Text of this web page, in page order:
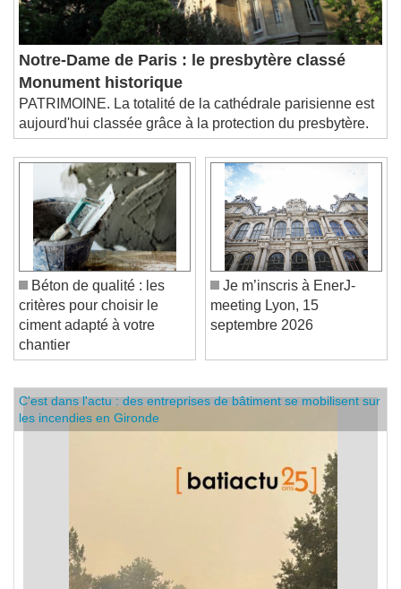
Notre-Dame de Paris : le presbytère classé
Monument historique
PATRIMOINE. La totalité de la cathédrale parisienne est
aujourd'hui classée grâce à la protection du presbytère.
Béton de qualité : les
critères pour choisir le
ciment adapté à votre
chantier
Je m’inscris à EnerJ-
meeting Lyon, 15
septembre 2026
C'est dans l'actu : des entreprises de bâtiment se mobilisent sur
les incendies en Gironde